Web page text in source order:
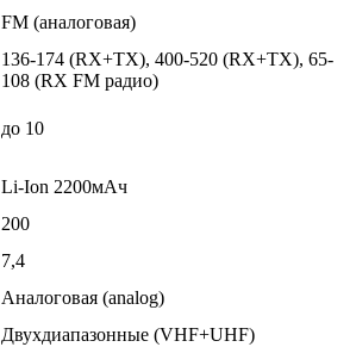
FM (аналоговая)
136-174 (RX+TX), 400-520 (RX+TX), 65-
108 (RX FM радио)
до 10
Li-Ion 2200мАч
200
7,4
Аналоговая (analog)
Двухдиапазонные (VHF+UHF)